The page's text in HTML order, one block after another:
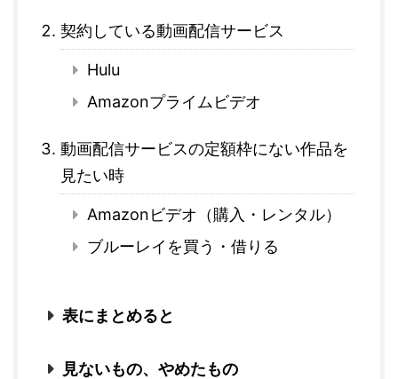
契約している動画配信サービス
Hulu
Amazonプライムビデオ
動画配信サービスの定額枠にない作品を
見たい時
Amazonビデオ（購入・レンタル）
ブルーレイを買う・借りる
表にまとめると
見ないもの、やめたもの